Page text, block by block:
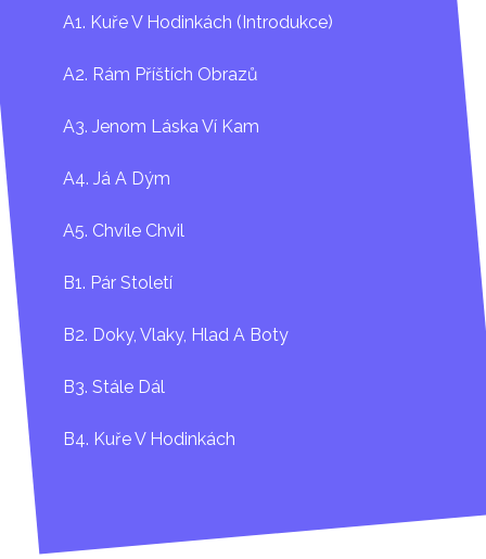
A1. Kuře V Hodinkách (Introdukce)
A2. Rám Příštích Obrazů
A3. Jenom Láska Ví Kam
A4. Já A Dým
A5. Chvíle Chvil
B1. Pár Století
B2. Doky, Vlaky, Hlad A Boty
B3. Stále Dál
B4. Kuře V Hodinkách